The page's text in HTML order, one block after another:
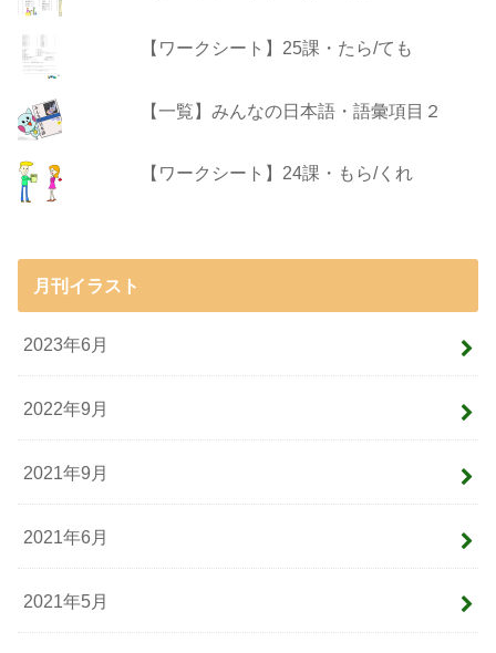
【ワークシート】25課・たら/ても
【一覧】みんなの日本語・語彙項目２
【ワークシート】24課・もら/くれ
月刊イラスト
2023年6月
2022年9月
2021年9月
2021年6月
2021年5月